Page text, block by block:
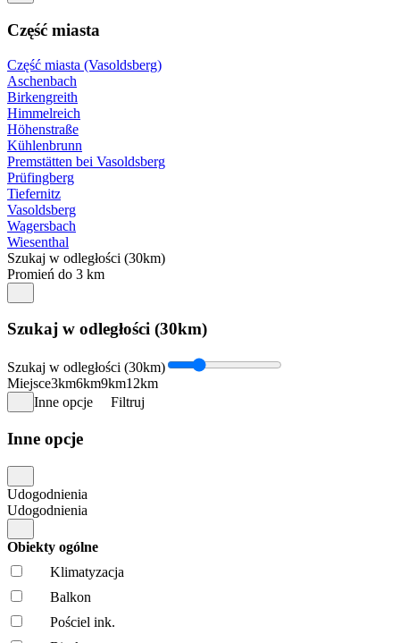
Część miasta
Część miasta (Vasoldsberg)
Aschenbach
Birkengreith
Himmelreich
Höhenstraße
Kühlenbrunn
Premstätten bei Vasoldsberg
Prüfingberg
Tiefernitz
Vasoldsberg
Wagersbach
Wiesenthal
Szukaj w odległości (30km)
Promień do 3 km
Szukaj w odległości (30km)
Szukaj w odległości (30km)
Miejsce3km6km9km12km
Inne opcje
Filtruj
Inne opcje
Udogodnienia
Udogodnienia
Obiekty ogólne
Klimatyzacja
Balkon
Pościel ink.